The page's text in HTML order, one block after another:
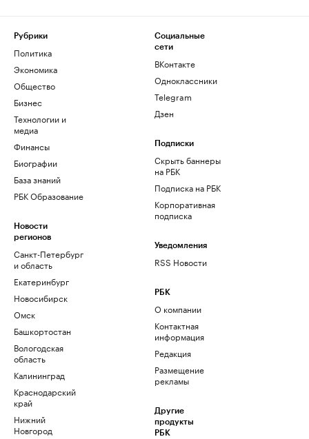
Рубрики
Политика
Экономика
Общество
Бизнес
Технологии и
медиа
Финансы
Биографии
База знаний
РБК Образование
Новости
регионов
Санкт-Петербург
и область
Екатеринбург
Новосибирск
Омск
Башкортостан
Вологодская
область
Калининград
Краснодарский
край
Нижний
Новгород
Социальные
сети
ВКонтакте
Одноклассники
Telegram
Дзен
Подписки
Скрыть баннеры
на РБК
Подписка на РБК
Корпоративная
подписка
Уведомления
RSS Новости
РБК
О компании
Контактная
информация
Редакция
Размещение
рекламы
Другие
продукты
РБК